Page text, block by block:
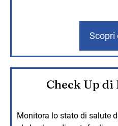
Scopri
Check Up
Monitora lo stato di salute